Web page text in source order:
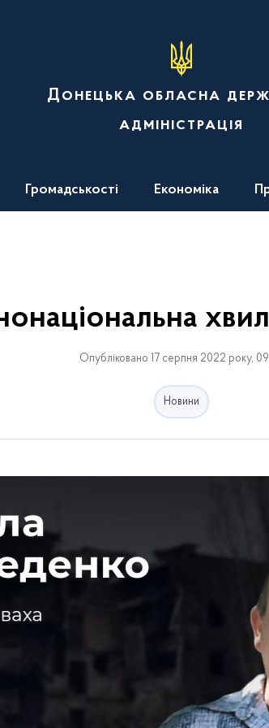
Донецька обласна
адміністрація
Громадськості Економіка
Опубліковано 17 серпня 2022 року,
Новини